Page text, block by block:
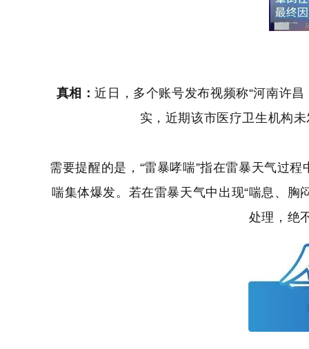
真相：近日，多个账号发布视频称“河南许
实，近期该市医疗卫生机构
需要提醒的是，“雷暴哮喘”指在雷暴天气过
喘集体爆发。若在雷暴天气中出现“喘息、胸
处理，绝